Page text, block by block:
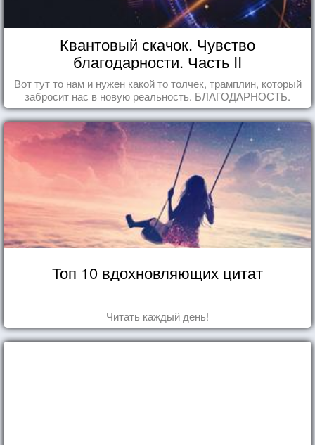
Квантовый скачок. Чувство
благодарности. Часть II
Вот тут то нам и нужен какой то толчек, трамплин, который
забросит нас в новую реальность. БЛАГОДАРНОСТЬ.
Топ 10 вдохновляющих цитат
Читать каждый день!